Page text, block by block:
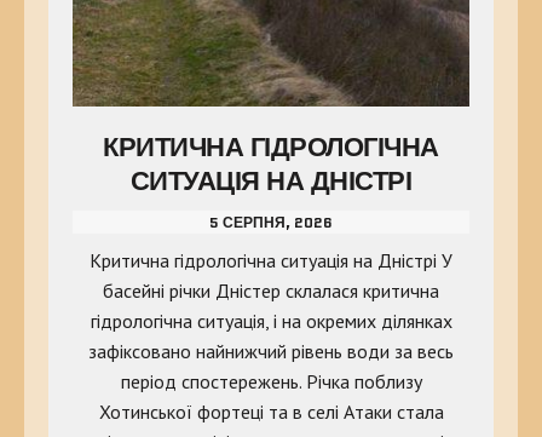
КРИТИЧНА ГІДРОЛОГІЧНА
СИТУАЦІЯ НА ДНІСТРІ
5 СЕРПНЯ, 2026
Критична гідрологічна ситуація на Дністрі У
басейні річки Дністер склалася критична
гідрологічна ситуація, і на окремих ділянках
зафіксовано найнижчий рівень води за весь
період спостережень. Річка поблизу
Хотинської фортеці та в селі Атаки стала